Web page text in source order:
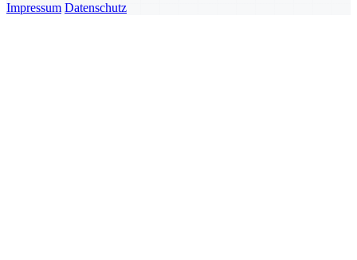
Impressum Datenschutz